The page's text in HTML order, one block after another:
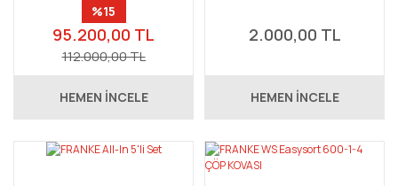
%15
95.200,00 TL
112.000,00 TL
HEMEN İNCELE
2.000,00 TL
HEMEN İNCELE